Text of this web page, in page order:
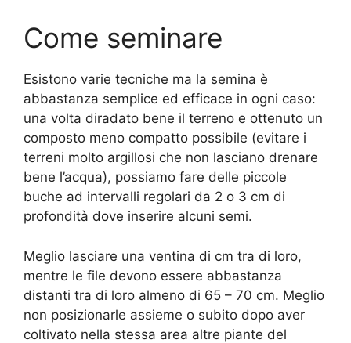
Come seminare
Esistono varie tecniche ma la semina è
abbastanza semplice ed efficace in ogni caso:
una volta diradato bene il terreno e ottenuto un
composto meno compatto possibile (evitare i
terreni molto argillosi che non lasciano drenare
bene l’acqua), possiamo fare delle piccole
buche ad intervalli regolari da 2 o 3 cm di
profondità dove inserire alcuni semi.
Meglio lasciare una ventina di cm tra di loro,
mentre le file devono essere abbastanza
distanti tra di loro almeno di 65 – 70 cm. Meglio
non posizionarle assieme o subito dopo aver
coltivato nella stessa area altre piante del